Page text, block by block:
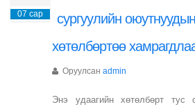
07 сар
сургуулийн
хөтөлбөртөө
Оруулсан admin
Энэ удаагийн хөтөлбөрт тус